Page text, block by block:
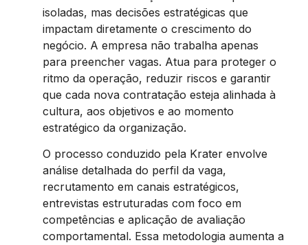
isoladas, mas decisões estratégicas que
impactam diretamente o crescimento do
negócio. A empresa não trabalha apenas
para preencher vagas. Atua para proteger o
ritmo da operação, reduzir riscos e garantir
que cada nova contratação esteja alinhada à
cultura, aos objetivos e ao momento
estratégico da organização.
O processo conduzido pela Krater envolve
análise detalhada do perfil da vaga,
recrutamento em canais estratégicos,
entrevistas estruturadas com foco em
competências e aplicação de avaliação
comportamental. Essa metodologia aumenta a